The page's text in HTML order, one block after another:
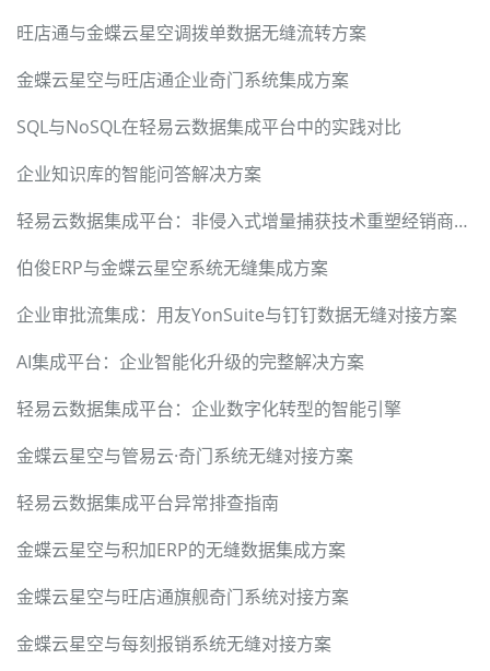
旺店通与金蝶云星空调拨单数据无缝流转方案
金蝶云星空与旺店通企业奇门系统集成方案
SQL与NoSQL在轻易云数据集成平台中的实践对比
企业知识库的智能问答解决方案
轻易云数据集成平台：非侵入式增量捕获技术重塑经销商ERP与数字营销智能连接
伯俊ERP与金蝶云星空系统无缝集成方案
企业审批流集成：用友YonSuite与钉钉数据无缝对接方案
AI集成平台：企业智能化升级的完整解决方案
轻易云数据集成平台：企业数字化转型的智能引擎
金蝶云星空与管易云·奇门系统无缝对接方案
轻易云数据集成平台异常排查指南
金蝶云星空与积加ERP的无缝数据集成方案
金蝶云星空与旺店通旗舰奇门系统对接方案
金蝶云星空与每刻报销系统无缝对接方案